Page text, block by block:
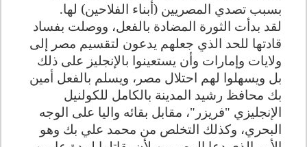
بسبب تصدي المصريين (أبناء الفلاحين) لها.
لقد بدأت الثورة المضادة بالفعل، ووصلت بفساد
قادتها للحد الذي جعلهم يدعون لتقسيم مصر إلى
ولايات وإمارات وأن يستعينوا بالإنجليز على ذلك
بل ويسهلوا لهم احتلال مصر، ويسلم بالفعل أمين
بك محافظ رشيد المدينة بالكامل للكولنيل
الإنجليزي "فريزر"، مقابل بقائه واليا على الوجه
البحري، وكذلك التخلص من محمد علي بك وهو